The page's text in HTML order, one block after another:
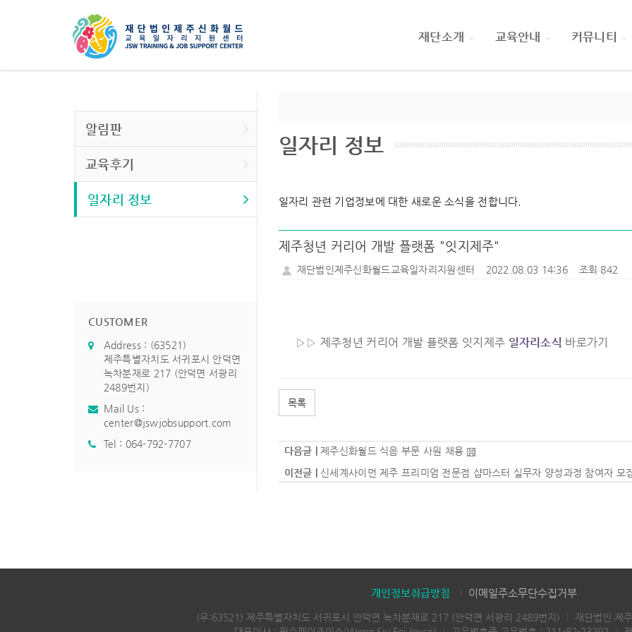
재단소개 교육안내 커뮤니티
알림판
교육후기
일자리 정보
CUSTOMER
Address : (63521)
제주특별자치도 서귀포시 안덕면
녹차분재로 217 (안덕면 서광리
2489번지)
Mail Us :
center@jswjobsupport.com
Tel : 064-792-7707
일자리 정보
일자리 관련 기업정보에 대한 새로운 소식을 전합니다.
제주청년 커리어 개발 플랫폼 "잇지제주"
재단법인제주신화월드교육일자리지원센터 2022.08.03 14:36 조회 842
▷▷ 제주청년 커리어 개발 플랫폼 잇지제주 일자리소식 바로가기
목록
다음글 |제주신화월드 식음 부문 사원 채용
이전글 | 신세계사이먼 제주 프리미엄 전문점 샵마스터 실무자 양성과정 참여자 모
개인정보취급방침 이메일주소무단수집거부
(우:63521) 제주특별자치도 서귀포시 안덕면 녹차분재로 217 (안덕면 서광리 2489번지)
재단법인 제